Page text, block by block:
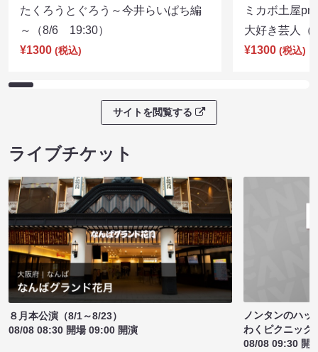
たくろうとぐろう～今井らいぱち編
～（8/6 19:30）
¥1300 (税込)
ミカボ土屋
大好き芸人
¥1300 (税込)
サイトを閲覧する
ライブチケット
８月本公演（8/1～8/23）
08/08 08:30 開場 09:00 開演
ノンタンのハッ
わくピクニック
08/08 09:30 開